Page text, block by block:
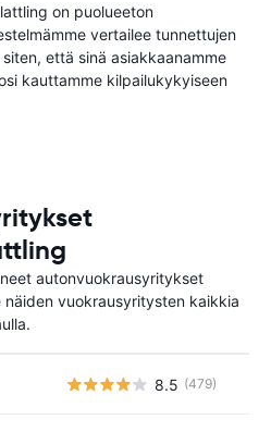
on puolueeton
vertailee tunnettujen
että sinä asiakkaanamme
kauttamme kilpailukykyiseen
autonvuokrausyritykset
näiden vuokrausyritysten kaikkia
8.5 (479)